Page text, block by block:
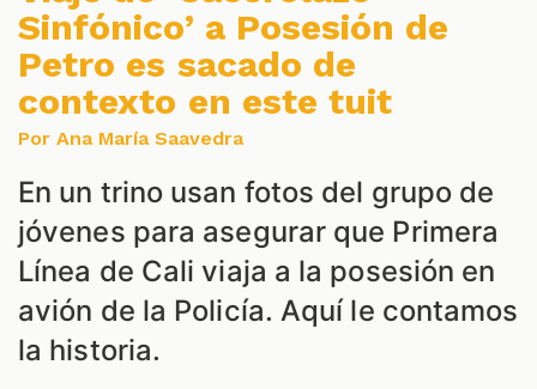
Sinfónico’ a Posesión de
Petro es sacado de
contexto en este tuit
Por Ana María Saavedra
En un trino usan fotos del grupo de
jóvenes para asegurar que Primera
Línea de Cali viaja a la posesión en
avión de la Policía. Aquí le contamos
la historia.